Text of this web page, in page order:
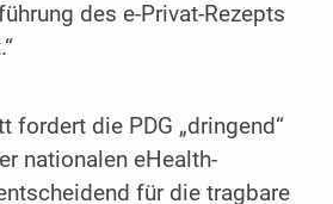
des e-Privat-Rezepts
fordert die PDG „dringend“
nationalen eHealth-
für die tragbare